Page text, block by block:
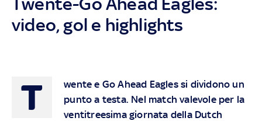
video, gol e highlights
T
wente e Go Ahead Eagles si dividono un
punto a testa. Nel match valevole per la
ventitreesima giornata della Dutch